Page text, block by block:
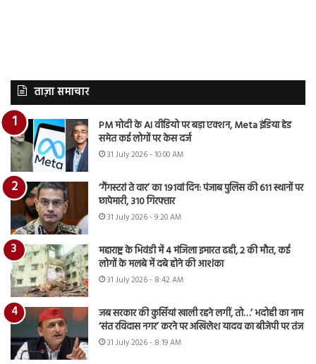
ताज़ा समाचार
PM मोदी के AI वीडियो पर बड़ा एक्शन, Meta इंडिया हेड
समेत कई लोगों पर केस दर्ज
31 July 2026 - 10:00 AM
‘गैंगस्टरां ते वार’ का 191वां दिन: पंजाब पुलिस की 611 स्थानों पर
छापेमारी, 310 गिरफ्तार
31 July 2026 - 9:20 AM
महाराष्ट्र के भिवंडी में 4 मंजिला इमारत ढही, 2 की मौत, कई
लोगों के मलबे में दबे होने की आशंका
31 July 2026 - 8:42 AM
जब सरकार की कुर्सियां खाली रहने लगीं, तो…’ भदोही का नाम
‘संत रविदास नगर’ करने पर अखिलेश यादव का बीजेपी पर तंज
31 July 2026 - 8:19 AM